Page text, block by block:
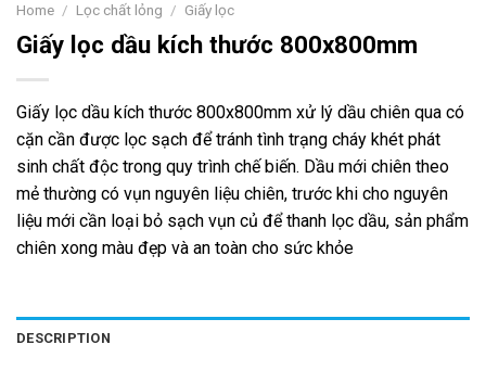
Home / Lọc chất lỏng / Giấy lọc
Giấy lọc dầu kích thước 800x800mm
Giấy lọc dầu kích thước 800x800mm xử lý dầu chiên qua có
cặn cần được lọc sạch để tránh tình trạng cháy khét phát
sinh chất độc trong quy trình chế biến. Dầu mới chiên theo
mẻ thường có vụn nguyên liệu chiên, trước khi cho nguyên
liệu mới cần loại bỏ sạch vụn củ để thanh lọc dầu, sản phẩm
chiên xong màu đẹp và an toàn cho sức khỏe
DESCRIPTION